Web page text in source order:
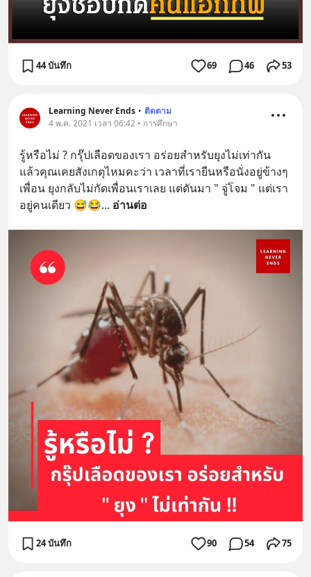
44 บันทึก 69 46 53
Learning Never Ends • ติดตาม
4 พ.ค. 2021 เวลา 06:42 • การศึกษา
รู้หรือไม่ ? กรุ๊ปเลือดของเรา อร่อยสำหรับยุงไม่เท่ากัน
แล้วคุณเคยสังเกตุไหมคะว่า เวลาที่เรายืนหรือนั่งอยู่ข้างๆ
เพื่อน ยุงกลับไม่กัดเพื่อนเราเลย แต่ดันมา " จู่โจม " แต่เรา
อยู่คนเดียว 😅😂... อ่านต่อ
24 บันทึก 90 54 75